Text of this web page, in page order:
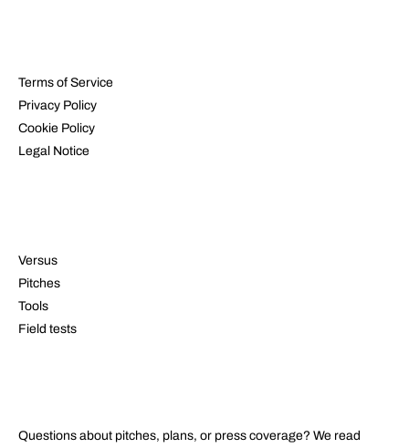
Terms of Service
Privacy Policy
Cookie Policy
Legal Notice
Versus
Pitches
Tools
Field tests
Questions about pitches, plans, or press coverage? We read